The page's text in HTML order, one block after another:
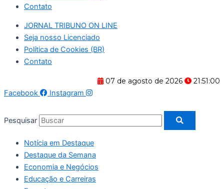
Contato
JORNAL TRIBUNO ON LINE
Seja nosso Licenciado
Política de Cookies (BR)
Contato
07 de agosto de 2026
21:51:00
Facebook
Instagram
Pesquisar
Notícia em Destaque
Destaque da Semana
Economia e Negócios
Educação e Carreiras